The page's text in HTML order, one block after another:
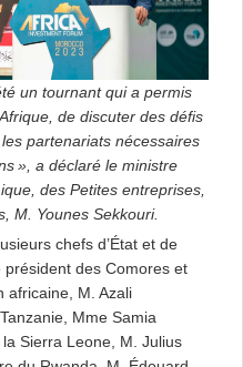
un tournant qui a permis
de discuter des défis
partenariats nécessaires
», a déclaré le ministre
des Petites entreprises,
M. Younes Sekkouri.
chefs d’État et de
des Comores et
africaine, M. Azali
Mme Samia
Sierra Leone, M. Julius